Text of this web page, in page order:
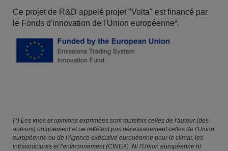
Ce projet de R&D appelé projet "Volta" est financé par
le Fonds d'innovation de l'Union européenne*.
(*) Les vues et opinions exprimées sont toutefois celles de l'auteur (des
auteurs) uniquement et ne reflètent pas nécessairement celles de l'Union
européenne ou de l'Agence exécutive européenne pour le climat, les
infrastructures et l'environnement (CINEA). Ni l'Union européenne ni